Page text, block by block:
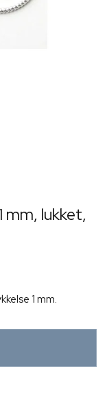
mm, lukket,
1 mm.